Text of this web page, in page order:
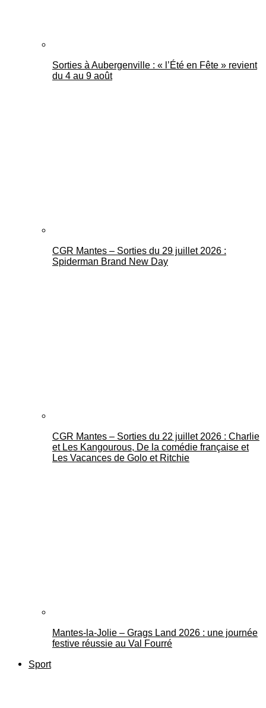
Sorties à Aubergenville : « l’Été en Fête » revient
du 4 au 9 août
CGR Mantes – Sorties du 29 juillet 2026 :
Spiderman Brand New Day
CGR Mantes – Sorties du 22 juillet 2026 : Charlie
et Les Kangourous, De la comédie française et
Les Vacances de Golo et Ritchie
Mantes-la-Jolie – Grags Land 2026 : une journée
festive réussie au Val Fourré
Sport